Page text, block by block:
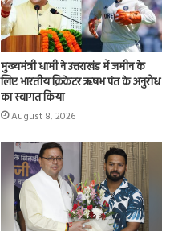
मुख्यमंत्री धामी ने उत्तराखंड में जमीन के
लिए भारतीय क्रिकेटर ऋषभ पंत के अनुरोध
का स्वागत किया
August 8, 2026